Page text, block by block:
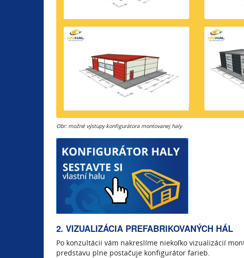
Obr: možné výstupy konfigurátora montovanej haly
2. VIZUALIZÁCIA PREFABRIKOVANÝCH HÁL
Po konzultácii vám nakreslíme niekoľko vizualizácií
predstavu plne postačuje konfigurátor farieb.